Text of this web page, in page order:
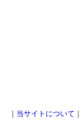
｜ 当サイトについて ｜